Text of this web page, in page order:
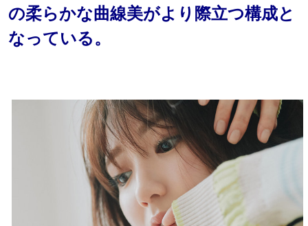
の柔らかな曲線美がより際立つ構成と
なっている。